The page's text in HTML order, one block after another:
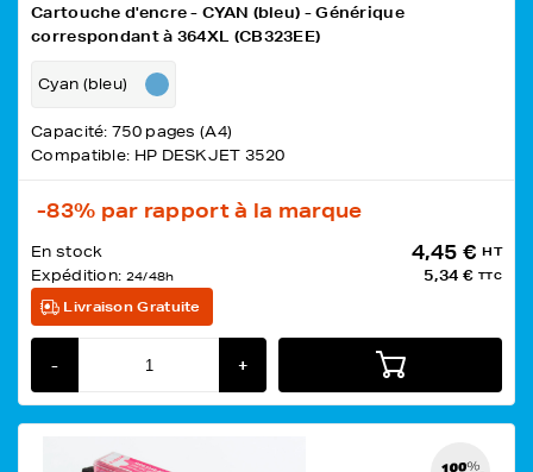
Cartouche d'encre - CYAN (bleu) - Générique
correspondant à 364XL (CB323EE)
Cyan (bleu)
Capacité: 750 pages (A4)
Compatible: HP DESKJET 3520
-83% par rapport à la marque
En stock
Expédition: 24/48h
4,45 € HT
5,34 € TTC
Livraison Gratuite
- +